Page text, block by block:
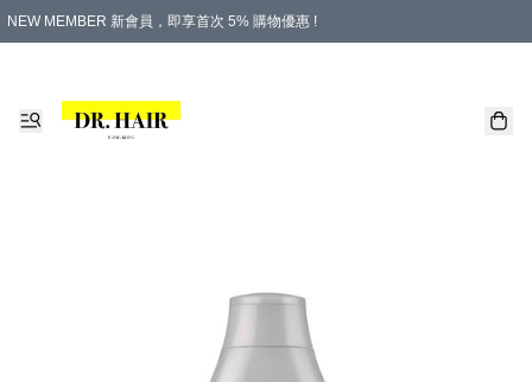
NEW MEMBER 新會員，即享首次 5% 購物優惠 !